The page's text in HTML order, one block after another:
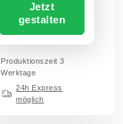
Jetzt
gestalten
Produktionszeit 3
Werktage
24h Express
möglich